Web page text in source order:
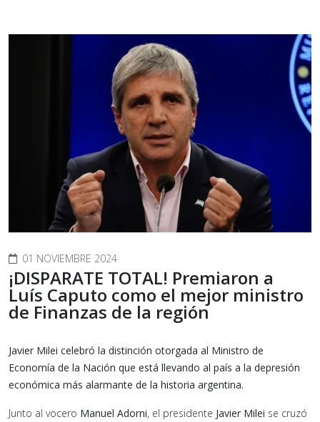
01 NOVIEMBRE 2024
¡DISPARATE TOTAL! Premiaron a
Luís Caputo como el mejor ministro
de Finanzas de la región
Javier Milei celebró la distinción otorgada al Ministro de
Economía de la Nación que está llevando al país a la depresión
económica más alarmante de la historia argentina.
Junto al vocero Manuel Adorni, el presidente Javier Milei se cruzó